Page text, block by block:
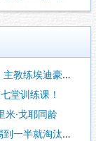
埃迪豪献上鲜花
堂训练课！
米·戈耶同龄
就淘汰的那种清